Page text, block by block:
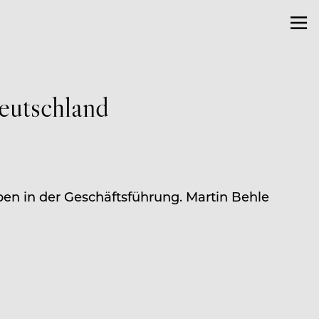
in der Geschäftsführung. Martin Behle